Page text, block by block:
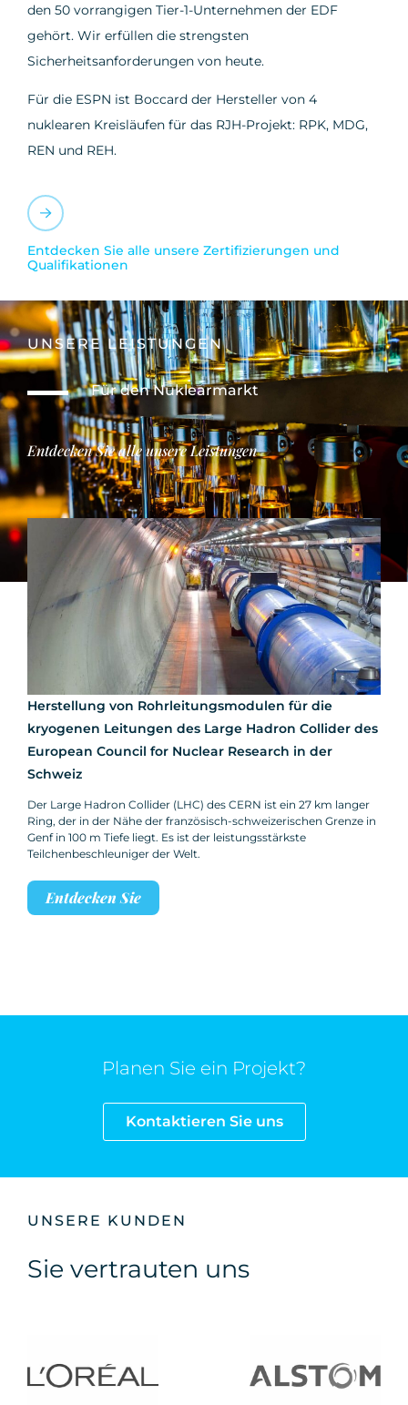
den 50 vorrangigen Tier-1-Unternehmen der EDF
gehört. Wir erfüllen die strengsten
Sicherheitsanforderungen von heute.
Für die ESPN ist Boccard der Hersteller von 4
nuklearen Kreisläufen für das RJH-Projekt: RPK, MDG,
REN und REH.
Entdecken Sie alle unsere Zertifizierungen und
Qualifikationen
UNSERE LEISTUNGEN
Für den Nuklearmarkt
Entdecken Sie alle unsere Leistungen
Herstellung von Rohrleitungsmodulen für die
kryogenen Leitungen des Large Hadron Collider des
European Council for Nuclear Research in der
Schweiz
Der Large Hadron Collider (LHC) des CERN ist ein 27 km langer
Ring, der in der Nähe der französisch-schweizerischen Grenze in
Genf in 100 m Tiefe liegt. Es ist der leistungsstärkste
Teilchenbeschleuniger der Welt.
Entdecken Sie
Planen Sie ein Projekt?
Kontaktieren Sie uns
UNSERE KUNDEN
Sie vertrauten uns